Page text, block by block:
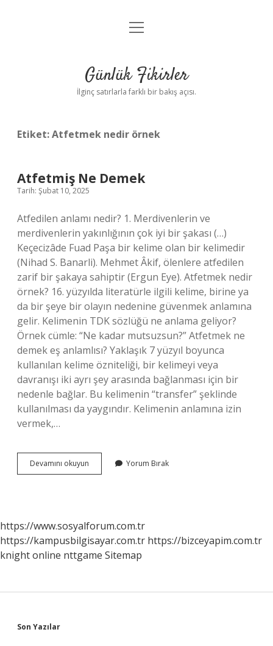
Anasayfa
Yasal Uyarı
menüyü
Günlük Fikirler
İlginç satırlarla farklı bir bakış açısı.
Etiket:Atfetmek nedir örnek
Atfetmiş Ne Demek
Tarih: Şubat 10, 2025
Atfedilen anlamı nedir? 1. Merdivenlerin ve
merdivenlerin yakınlığının çok iyi bir şakası (…)
Keçecizâde Fuad Paşa bir kelime olan bir kelimedir
(Nihad S. Banarli). Mehmet Âkif, ölenlere atfedilen
zarif bir şakaya sahiptir (Ergun Eye). Atfetmek nedir
örnek? 16. yüzyılda literatürle ilgili kelime, birine ya
da bir şeye bir olayın nedenine güvenmek anlamına
gelir. Kelimenin TDK sözlüğü ne anlama geliyor?
Örnek cümle: “Ne kadar mutsuzsun?” Atfetmek ne
demek eş anlamlısı? Yaklaşık 7 yüzyıl boyunca
kullanılan kelime özniteliği, bir kelimeyi veya
davranışı iki ayrı şey arasında bağlanması için bir
nedenle bağlar. Bu kelimenin “transfer” şeklinde
kullanılması da yaygındır. Kelimenin anlamına izin
vermek,…
Devamını okuyun Atfetmiş
Ne
Yorum Bırak
https://www.sosyalforum.com.tr
https://kampusbilgisayar.com.tr https://bizceyapim.com.tr
knight online nttgame Sitemap
Sidebar
Son Yazılar